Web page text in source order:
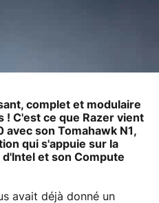
complet et modulaire
! C'est ce que Razer vient
avec son Tomahawk N1,
qui s'appuie sur la
et son Compute
avait déjà donné un